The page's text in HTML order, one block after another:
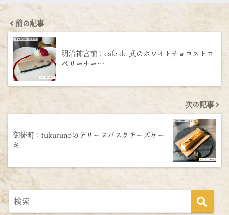
前の記事
明治神宮前：cafe de 武のホワイトチョコストロ
ベリーチー…
次の記事
御徒町：tukurunoのテリーヌバスクチーズケー
キ